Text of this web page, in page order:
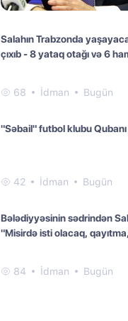
Salahın Trabzonda
çıxıb - 8 yataq otağı və 6
68 İdman Bugün
"Səbail" futbol klubu
42 İdman Bugün
Bələdiyyəsinin sədrindən
"Misirdə isti olacaq,
84 İdman Bugün